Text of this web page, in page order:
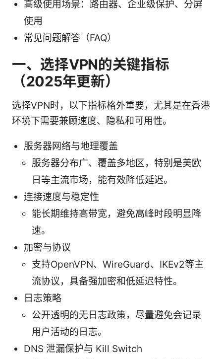
高级使用场景：路由器、企业级保护、分屏
使用
常见问题解答（FAQ）
一、选择VPN的关键指标
（2025年更新）
选择VPN时，以下指标格外重要，尤其是在香港
环境下需要兼顾速度、隐私和可用性。
服务器网络与地理覆盖
服务器分布广、覆盖多地区，特别是美欧
日等主流市场，能有效降低延迟。
连接速度与稳定性
能长期维持高带宽，避免高峰时段明显降
速。
加密与协议
支持OpenVPN、WireGuard、IKEv2等主
流协议，具备强加密和低延迟特性。
日志策略
公开透明的无日志政策，尽量避免会记录
用户活动的日志。
DNS 泄漏保护与 Kill Switch